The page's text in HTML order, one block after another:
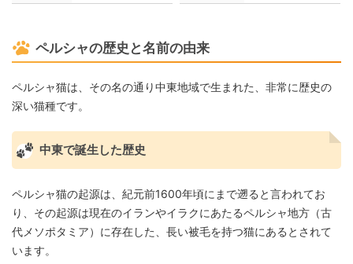
ペルシャの歴史と名前の由来
ペルシャ猫は、その名の通り中東地域で生まれた、非常に歴史の
深い猫種です。
中東で誕生した歴史
ペルシャ猫の起源は、紀元前1600年頃にまで遡ると言われてお
り、その起源は現在のイランやイラクにあたるペルシャ地方（古
代メソポタミア）に存在した、長い被毛を持つ猫にあるとされて
います。